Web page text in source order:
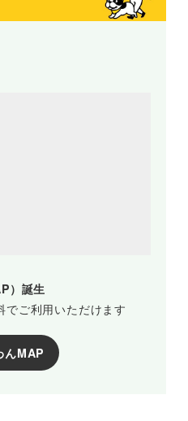
）誕生
でご利用いただけます
んMAP